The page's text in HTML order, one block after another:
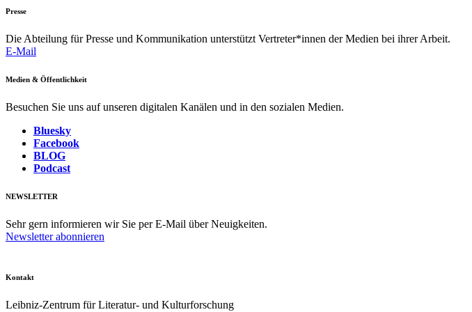
Presse
Die Abteilung für Presse und Kommunikation unterstützt Vertreter*innen der Medien bei ihrer Arbeit.
E-Mail
Medien & Öffentlichkeit
Besuchen Sie uns auf unseren digitalen Kanälen und in den sozialen Medien.
Bluesky
Facebook
BLOG
Podcast
NEWSLETTER
Sehr gern informieren wir Sie per E-Mail über Neuigkeiten.
Newsletter abonnieren
Kontakt
Leibniz-Zentrum für Literatur- und Kulturforschung